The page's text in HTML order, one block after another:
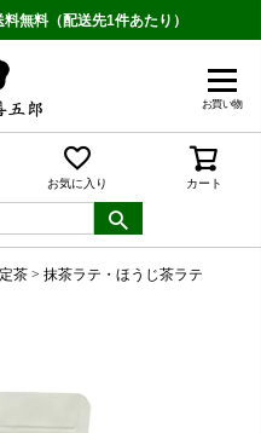
無料（配送先1件あたり）
お買い物
お気に入り カート
茶
抹茶ラテ・ほうじ茶ラテ